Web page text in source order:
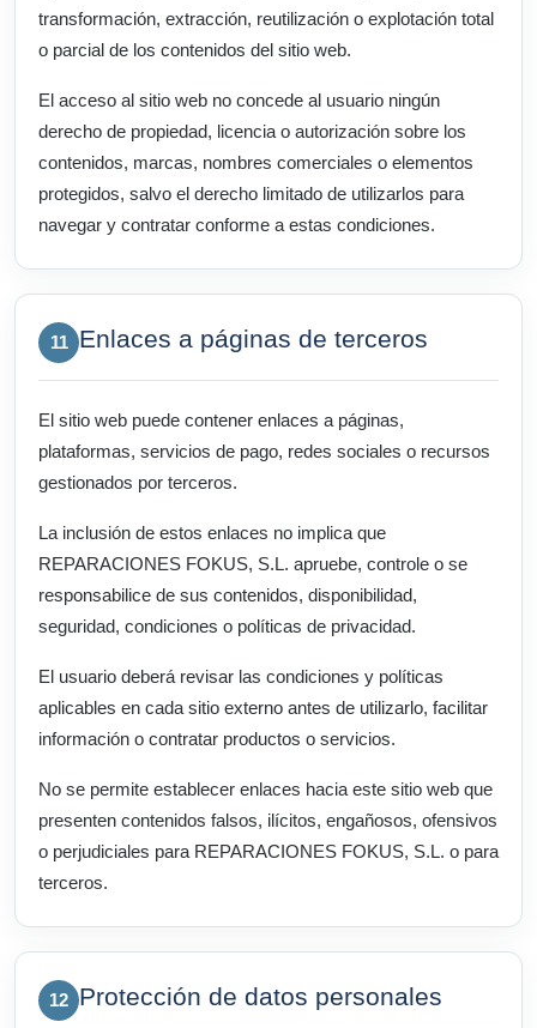
transformación, extracción, reutilización o explotación total
o parcial de los contenidos del sitio web.
El acceso al sitio web no concede al usuario ningún
derecho de propiedad, licencia o autorización sobre los
contenidos, marcas, nombres comerciales o elementos
protegidos, salvo el derecho limitado de utilizarlos para
navegar y contratar conforme a estas condiciones.
11 Enlaces a páginas de terceros
El sitio web puede contener enlaces a páginas,
plataformas, servicios de pago, redes sociales o recursos
gestionados por terceros.
La inclusión de estos enlaces no implica que
REPARACIONES FOKUS, S.L. apruebe, controle o se
responsabilice de sus contenidos, disponibilidad,
seguridad, condiciones o políticas de privacidad.
El usuario deberá revisar las condiciones y políticas
aplicables en cada sitio externo antes de utilizarlo, facilitar
información o contratar productos o servicios.
No se permite establecer enlaces hacia este sitio web que
presenten contenidos falsos, ilícitos, engañosos, ofensivos
o perjudiciales para REPARACIONES FOKUS, S.L. o para
terceros.
12 Protección de datos personales